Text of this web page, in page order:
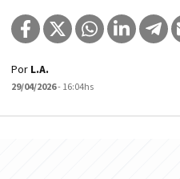
Por L.A.
29/04/2026- 16:04hs